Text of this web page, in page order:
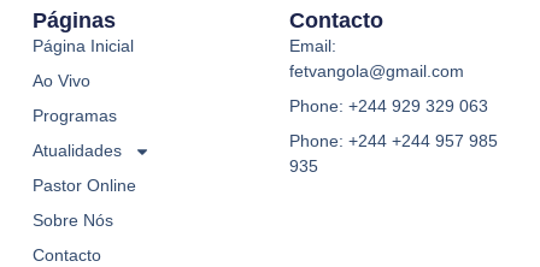
Páginas
Página Inicial
Ao Vivo
Programas
Atualidades
Pastor Online
Sobre Nós
Contacto
Contacto
Email:
fetvangola@gmail.com
Phone: +244 929 329 063
Phone: +244 +244 957 985
935